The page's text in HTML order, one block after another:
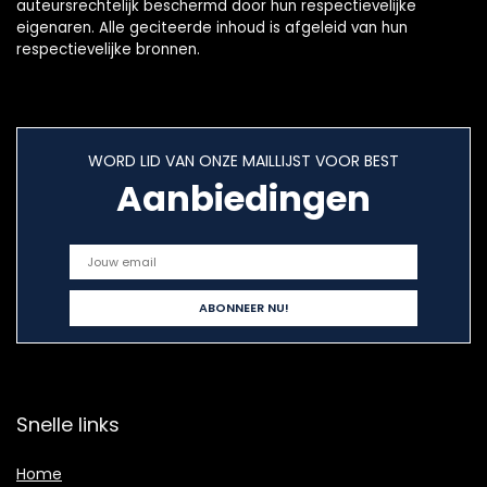
auteursrechtelijk beschermd door hun respectievelijke
eigenaren. Alle geciteerde inhoud is afgeleid van hun
respectievelijke bronnen.
WORD LID VAN ONZE MAILLIJST VOOR BEST
Aanbiedingen
Snelle links
Home